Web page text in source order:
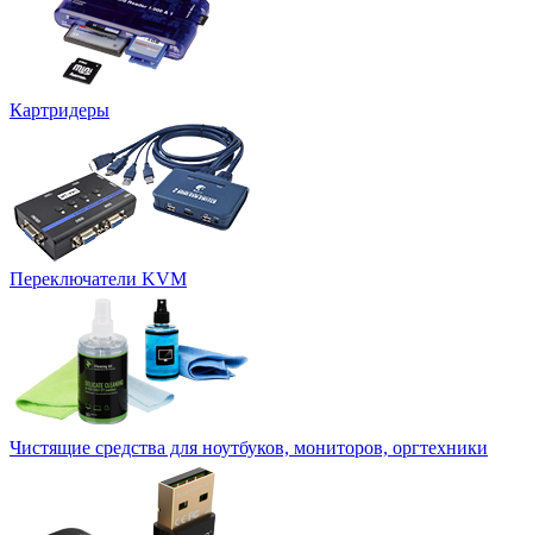
Картридеры
Переключатели KVM
Чистящие средства для ноутбуков, мониторов, оргтехники